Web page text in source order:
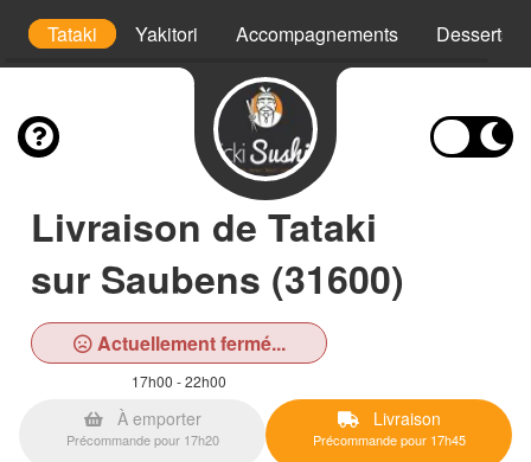
Tataki Yakitori Accompagnements Desserts
Livraison de Tataki
sur Saubens (31600)
Actuellement fermé...
17h00 - 22h00
À emporter
Précommande pour 17h20
Livraison
Précommande pour 17h45